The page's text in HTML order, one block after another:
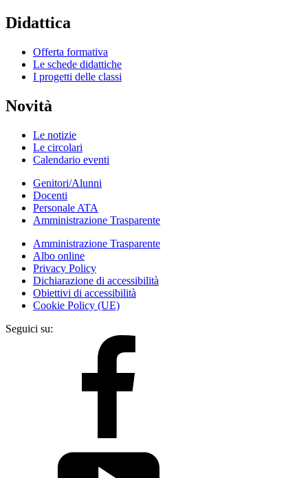
Didattica
Offerta formativa
Le schede didattiche
I progetti delle classi
Novità
Le notizie
Le circolari
Calendario eventi
Genitori/Alunni
Docenti
Personale ATA
Amministrazione Trasparente
Amministrazione Trasparente
Albo online
Privacy Policy
Dichiarazione di accessibilità
Obiettivi di accessibilità
Cookie Policy (UE)
Seguici su: